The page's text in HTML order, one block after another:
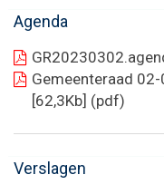
Agenda
Gemeenteraad
[62,3Kb] (pdf)
Verslagen